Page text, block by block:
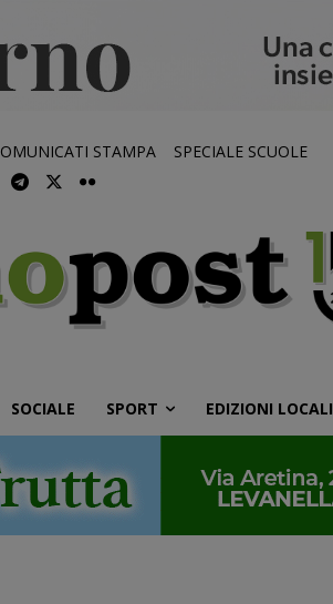
STAMPA SPECIALE SCUOLE
SOCIALE SPORT EDIZIONI LOCALI